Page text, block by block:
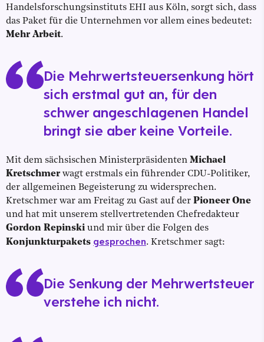
Handelsforschungsinstituts EHI aus Köln, sorgt sich, dass
das Paket für die Unternehmen vor allem eines bedeutet:
Mehr Arbeit.
Die Mehrwertsteuersenkung hört
sich erstmal gut an, für den
schwer angeschlagenen Handel
bringt sie aber keine Vorteile.
Mit dem sächsischen Ministerpräsidenten Michael
Kretschmerwagt erstmals ein führender CDU-Politiker,
der allgemeinen Begeisterung zu widersprechen.
Kretschmer war am Freitag zu Gast auf der Pioneer One
und hat mit unserem stellvertretenden Chefredakteur
Gordon Repinski und mir über die Folgen des
Konjunkturpakets gesprochen. Kretschmer sagt:
Die Senkung der Mehrwertsteuer
verstehe ich nicht.